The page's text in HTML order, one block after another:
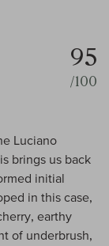
95
/100
Luciano
brings us back
initial
in this case,
earthy
of underbrush,